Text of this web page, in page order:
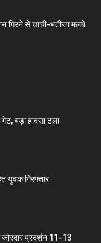
गिरने से चाची-भतीजा मलबे
बड़ा हादसा टला
युवक गिरफ्तार
जोरदार प्रदर्शन 11-13